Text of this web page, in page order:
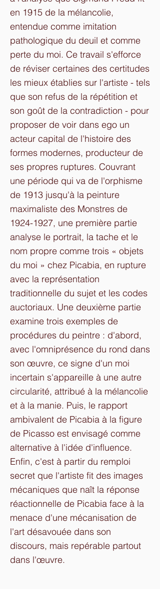
en 1915 de la mélancolie,
entendue comme imitation
pathologique du deuil et comme
perte du moi. Ce travail s'efforce
de réviser certaines des certitudes
les mieux établies sur l'artiste - tels
que son refus de la répétition et
son goût de la contradiction - pour
proposer de voir dans ego un
acteur capital de l'histoire des
formes modernes, producteur de
ses propres ruptures. Couvrant
une période qui va de l'orphisme
de 1913 jusqu'à la peinture
maximaliste des Monstres de
1924-1927, une première partie
analyse le portrait, la tache et le
nom propre comme trois « objets
du moi » chez Picabia, en rupture
avec la représentation
traditionnelle du sujet et les codes
auctoriaux. Une deuxième partie
examine trois exemples de
procédures du peintre : d'abord,
avec l'omniprésence du rond dans
son œuvre, ce signe d'un moi
incertain s'appareille à une autre
circularité, attribué à la mélancolie
et à la manie. Puis, le rapport
ambivalent de Picabia à la figure
de Picasso est envisagé comme
alternative à l'idée d'influence.
Enfin, c'est à partir du remploi
secret que l'artiste fit des images
mécaniques que naît la réponse
réactionnelle de Picabia face à la
menace d'une mécanisation de
l'art désavouée dans son
discours, mais repérable partout
dans l'œuvre.